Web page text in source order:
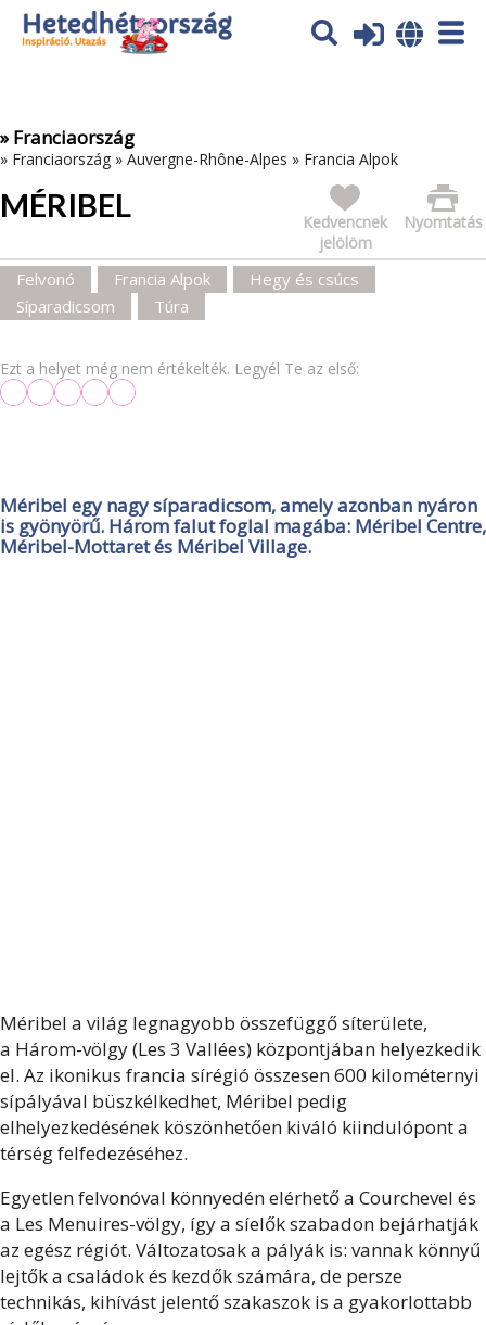
Az oldal sütiket (cookies) használ. További tájékoztatás itt:
Adatvédelmi tájékoztató
» Franciaország
» Franciaország » Auvergne-Rhône-Alpes » Francia Alpok
MÉRIBEL Nyomtatás
Kedvencnek
jelölöm
Felvonó Francia Alpok
Hegy és csúcs
Síparadicsom
Túra
Ezt a helyet még nem értékelték. Legyél Te az első:
Méribel egy nagy síparadicsom, amely azonban nyáron
is gyönyörű. Három falut foglal magába: Méribel Centre,
Méribel-Mottaret és Méribel Village.
Méribel a világ legnagyobb összefüggő síterülete,
a Három-völgy (Les 3 Vallées) központjában helyezkedik
el. Az ikonikus francia sírégió összesen 600 kilométernyi
sípályával büszkélkedhet, Méribel pedig
elhelyezkedésének köszönhetően kiváló kiindulópont a
térség felfedezéséhez.
Egyetlen felvonóval könnyedén elérhető a Courchevel és
a Les Menuires-völgy, így a síelők szabadon bejárhatják
az egész régiót. Változatosak a pályák is: vannak könnyű
lejtők a családok és kezdők számára, de persze
technikás, kihívást jelentő szakaszok is a gyakorlottabb